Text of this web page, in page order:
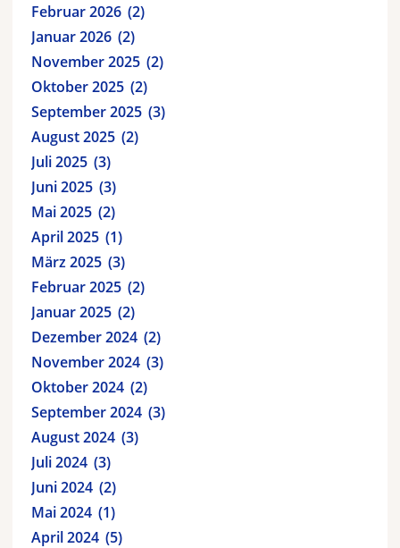
Februar 2026 2
Januar 2026 2
November 2025 2
Oktober 2025 2
September 2025 3
August 2025 2
Juli 2025 3
Juni 2025 3
Mai 2025 2
April 2025 1
März 2025 3
Februar 2025 2
Januar 2025 2
Dezember 2024 2
November 2024 3
Oktober 2024 2
September 2024 3
August 2024 3
Juli 2024 3
Juni 2024 2
Mai 2024 1
April 2024 5